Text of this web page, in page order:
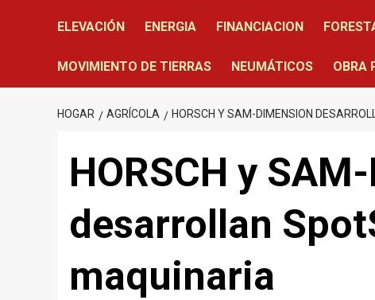
ELEVACIÓN ENERGIA FINANCIACION
MOVIMIENTO DE TIERRAS NEUMÁTICOS OBRA
HOGAR AGRÍCOLA HORSCH Y SAM-DIMENSION
HORSCH y
desarrollan
maquinaria